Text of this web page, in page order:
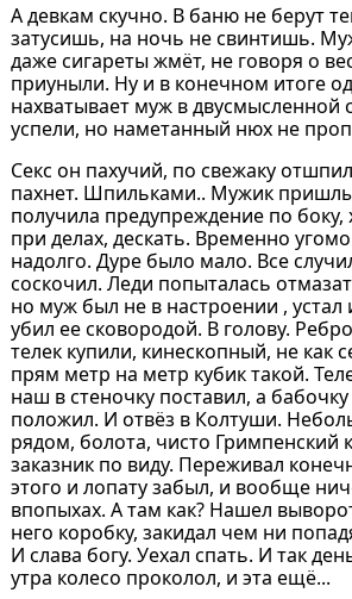
А девкам скучно. В баню не берут
затусишь, на ночь не свинтишь.
даже сигареты жмёт, не говоря о
приуныли. Ну и в конечном итоге
нахватывает муж в двусмысленной
успели, но наметанный нюх не
Секс он пахучий, по свежаку
пахнет. Шпильками.. Мужик
получила предупреждение по боку,
при делах, дескать. Временно
надолго. Дуре было мало. Все
соскочил. Леди попыталась
но муж был не в настроении , устал
убил ее сковородой. В голову.
телек купили, кинескопный, не как
прям метр на метр кубик такой.
наш в стеночку поставил, а
положил. И отвёз в Колтуши.
рядом, болота, чисто Гримпенский
заказник по виду. Переживал
этого и лопату забыл, и вообще
впопыхах. А там как? Нашел
него коробку, закидал чем ни
И слава богу. Уехал спать. И так
утра колесо проколол, и эта ещё...